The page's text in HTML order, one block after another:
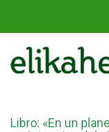
Libro: «En un